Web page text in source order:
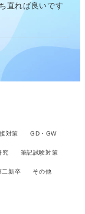
直れば良いです
対策 GD・GW
究 筆記試験対策
二新卒 その他